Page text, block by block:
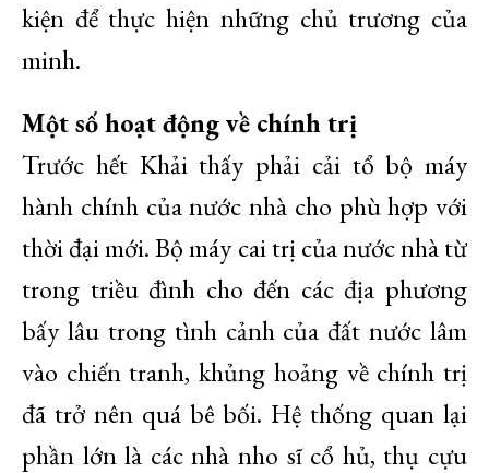
kiện để thực hiện những chủ trương của
minh.
Một số hoạt động về chính trị
Trước hết Khải thấy phải cải tổ bộ máy
hành chính của nước nhà cho phù hợp với
thời đại mới. Bộ máy cai trị của nước nhà từ
trong triều đình cho đến các địa phương
bấy lâu trong tình cảnh của đất nước lâm
vào chiến tranh, khủng hoảng về chính trị
đã trở nên quá bê bối. Hệ thống quan lại
phần lớn là các nhà nho sĩ cổ hủ, thụ cựu